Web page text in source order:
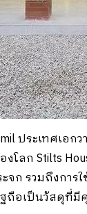
ประเทศเอก
โลก Stilts
ก รวมถึงกา
ฐถือเป็นวัสดุที่